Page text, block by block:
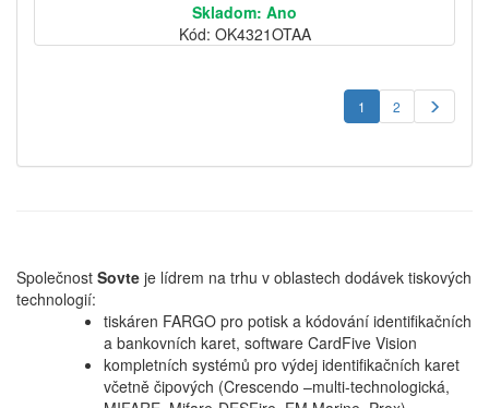
Skladom: Ano
Kód: OK4321OTAA
1 2
Společnost Sovte je lídrem na trhu v oblastech dodávek tiskových
technologií:
tiskáren FARGO pro potisk a kódování identifikačních
a bankovních karet, software CardFive Vision
kompletních systémů pro výdej identifikačních karet
včetně čipových (Crescendo –multi-technologická,